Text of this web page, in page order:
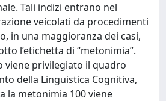
Tali indizi entrano nel
veicolati da procedimenti
in una maggioranza dei casi,
l’etichetta di “metonimia”.
viene privilegiato il quadro
della Linguistica Cognitiva,
la metonimia 100 viene